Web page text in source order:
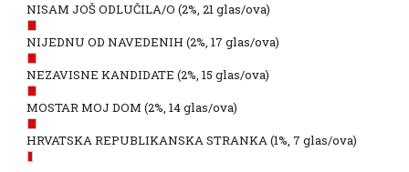
NISAM JOŠ ODLUČILA/O (2%, 21 glas/ova)
NIJEDNU OD NAVEDENIH (2%, 17 glas/ova)
NEZAVISNE KANDIDATE (2%, 15 glas/ova)
MOSTAR MOJ DOM (2%, 14 glas/ova)
HRVATSKA REPUBLIKANSKA STRANKA(1%, 7 glas/ova)